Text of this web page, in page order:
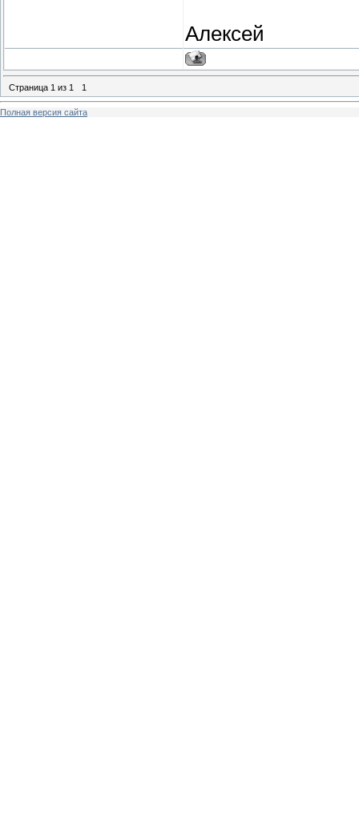
Алексей
Страница 1 из 1 1
Полная версия сайта